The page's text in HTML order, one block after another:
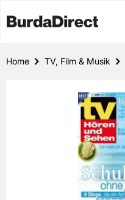
Home TV, Film & Musik